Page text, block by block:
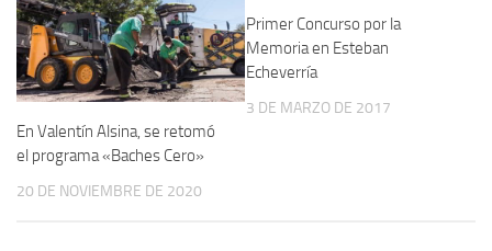
En Valentín Alsina, se retomó
el programa «Baches Cero»
20 DE NOVIEMBRE DE 2020
Primer Concurso por la
Memoria en Esteban
Echeverría
3 DE MARZO DE 2017